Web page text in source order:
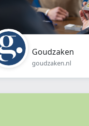
Goudzaken
goudzaken.nl